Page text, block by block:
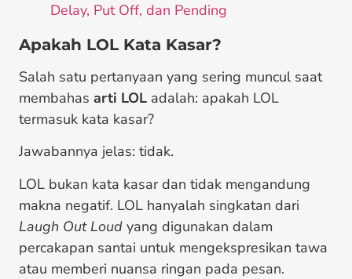
Delay, Put Off, dan Pending
Apakah LOL Kata Kasar?
Salah satu pertanyaan yang sering muncul saat
membahas arti LOL adalah: apakah LOL
termasuk kata kasar?
Jawabannya jelas: tidak.
LOL bukan kata kasar dan tidak mengandung
makna negatif. LOL hanyalah singkatan dari
Laugh Out Loud yang digunakan dalam
percakapan santai untuk mengekspresikan tawa
atau memberi nuansa ringan pada pesan.